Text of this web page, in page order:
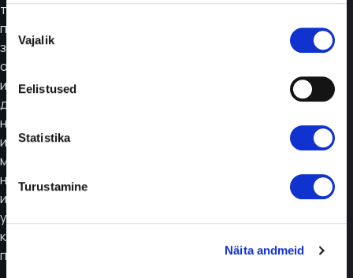
Nõusoleku
valik
Vajalik
Eelistused
Statistika
Turustamine
Näita andmeid
то цель —
похудение,
здоровый
образ жизни
или контроль
диабета, в
нашем
интернет-
магазине вы
найдёте
именно то
устройство,
которое
подходит вам.